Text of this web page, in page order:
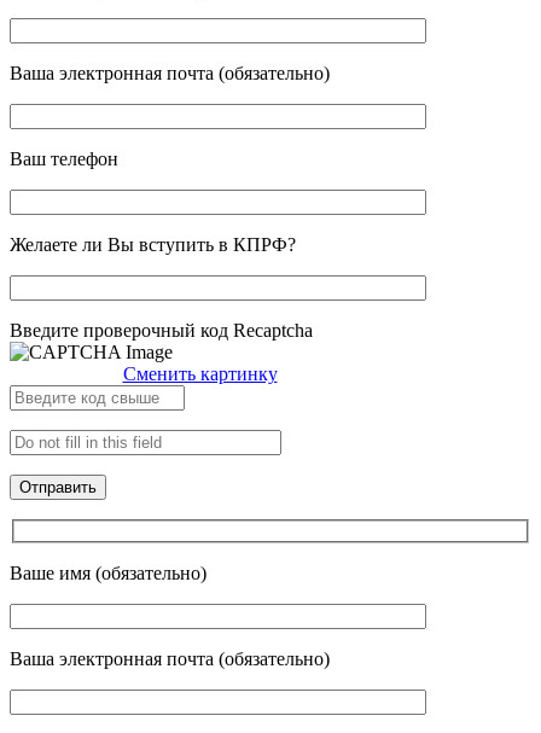
Ваша электронная почта (обязательно)
Ваш телефон
Желаете ли Вы вступить в КПРФ?
Введите проверочный код Recaptcha
Сменить картинку
Ваше имя (обязательно)
Ваша электронная почта (обязательно)